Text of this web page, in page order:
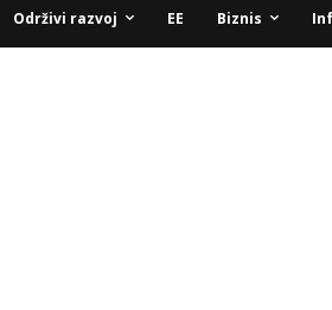
Održivi razvoj EE Biznis